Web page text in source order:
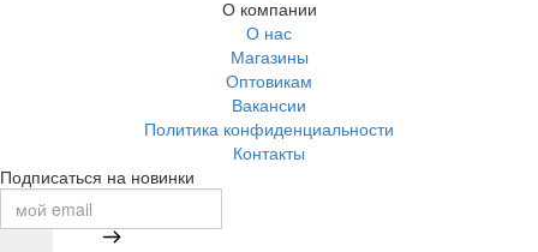
О компании
О нас
Магазины
Оптовикам
Вакансии
Политика конфиденциальности
Контакты
Подписаться на новинки